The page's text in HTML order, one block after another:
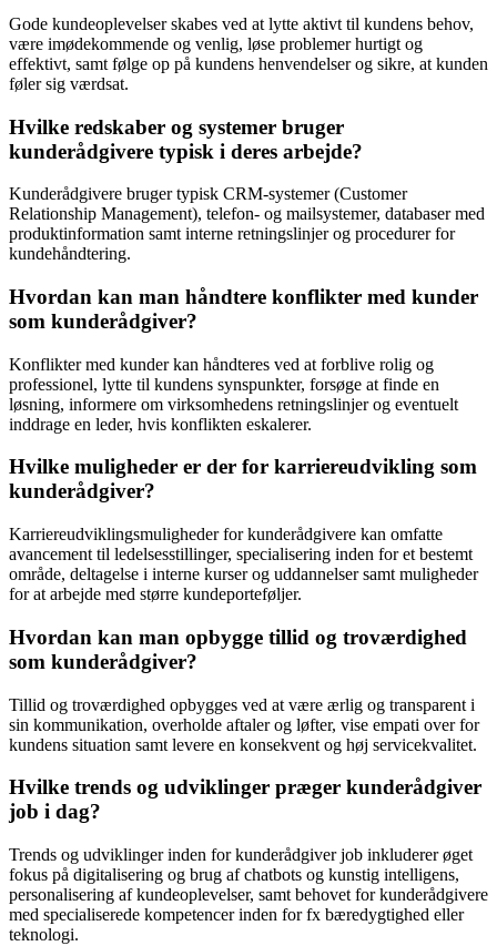
Gode kundeoplevelser skabes ved at lytte aktivt til kundens behov,
være imødekommende og venlig, løse problemer hurtigt og
effektivt, samt følge op på kundens henvendelser og sikre, at kunden
føler sig værdsat.
Hvilke redskaber og systemer bruger
kunderådgivere typisk i deres arbejde?
Kunderådgivere bruger typisk CRM-systemer (Customer
Relationship Management), telefon- og mailsystemer, databaser med
produktinformation samt interne retningslinjer og procedurer for
kundehåndtering.
Hvordan kan man håndtere konflikter med kunder
som kunderådgiver?
Konflikter med kunder kan håndteres ved at forblive rolig og
professionel, lytte til kundens synspunkter, forsøge at finde en
løsning, informere om virksomhedens retningslinjer og eventuelt
inddrage en leder, hvis konflikten eskalerer.
Hvilke muligheder er der for karriereudvikling som
kunderådgiver?
Karriereudviklingsmuligheder for kunderådgivere kan omfatte
avancement til ledelsesstillinger, specialisering inden for et bestemt
område, deltagelse i interne kurser og uddannelser samt muligheder
for at arbejde med større kundeporteføljer.
Hvordan kan man opbygge tillid og troværdighed
som kunderådgiver?
Tillid og troværdighed opbygges ved at være ærlig og transparent i
sin kommunikation, overholde aftaler og løfter, vise empati over for
kundens situation samt levere en konsekvent og høj servicekvalitet.
Hvilke trends og udviklinger præger kunderådgiver
job i dag?
Trends og udviklinger inden for kunderådgiver job inkluderer øget
fokus på digitalisering og brug af chatbots og kunstig intelligens,
personalisering af kundeoplevelser, samt behovet for kunderådgivere
med specialiserede kompetencer inden for fx bæredygtighed eller
teknologi.